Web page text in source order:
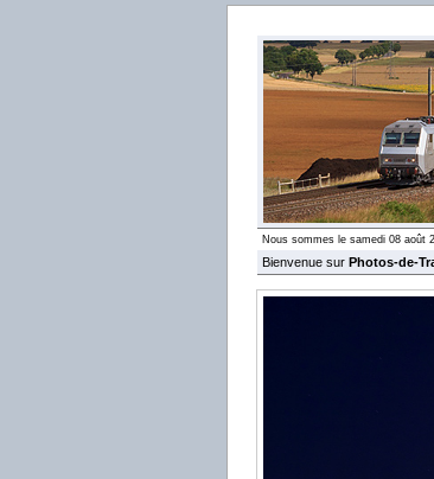
Nous sommes le samedi 08 août
Bienvenue sur Photos-de-